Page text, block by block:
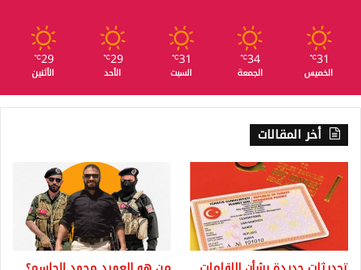
31
℃
الخميس
34
℃
الجمعة
31
℃
السبت
29
℃
الأحد
29
℃
الأثنين
أخر المقالات